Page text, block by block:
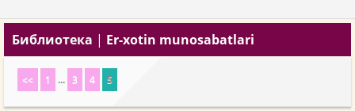
Библиотека | Er-xotin munosabatlari
<< 1 ... 3 4 5